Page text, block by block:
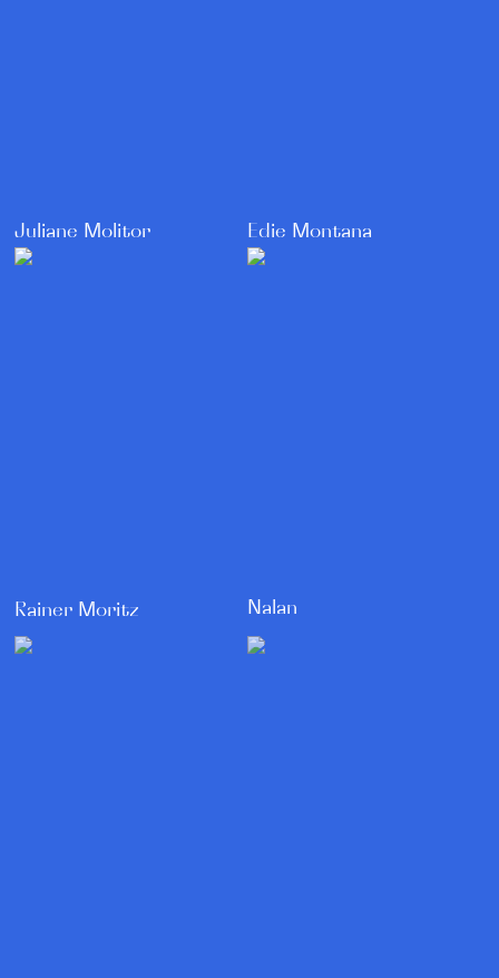
Juliane Molitor Edie Montana
Rainer Moritz Nalan